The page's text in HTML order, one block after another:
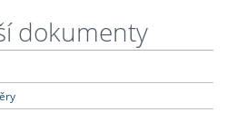
dokumenty